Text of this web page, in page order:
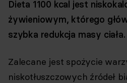
Dieta 1100 kcal jest
żywieniowym, którego
szybka redukcja masy ciała.
Zalecane jest spożycie
niskotłuszczowych źródeł